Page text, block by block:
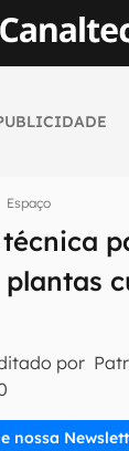
Espaço
plantas
por
nossa
tecnologia
inscreva-se
e concordo com